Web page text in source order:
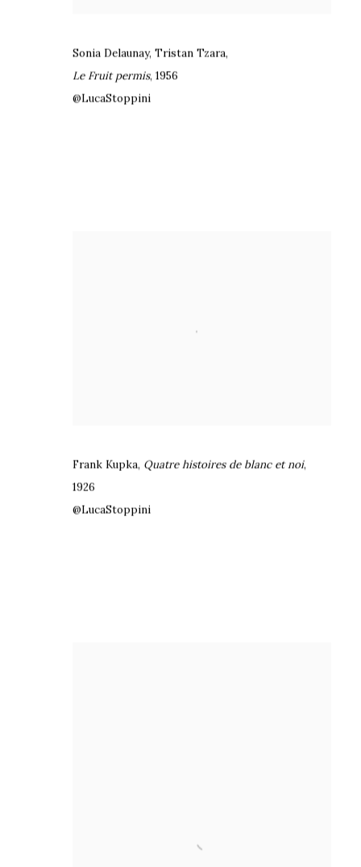
Sonia Delaunay, Tristan Tzara,
Le Fruit permis, 1956
@LucaStoppini
Frank Kupka, Quatre histoires de blanc et noi,
1926
@LucaStoppini